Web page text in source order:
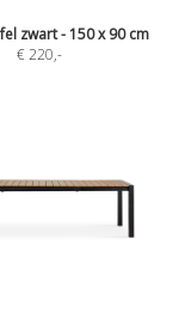
zwart - 150 x 90 cm
€ 220,-